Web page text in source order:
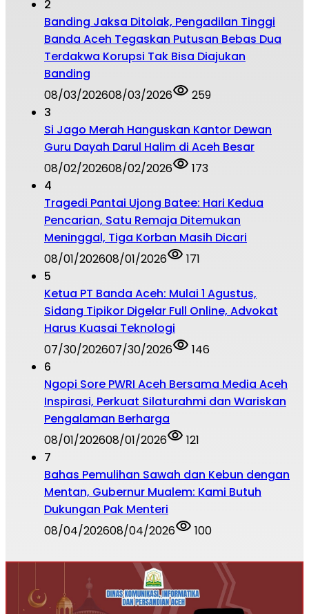
2
Banding Jaksa Ditolak, Pengadilan Tinggi
Banda Aceh Tegaskan Putusan Bebas Dua
Terdakwa Korupsi Tak Bisa Diajukan
Banding
08/03/202608/03/2026
259
3
Si Jago Merah Hanguskan Kantor Dewan
Guru Dayah Darul Halim di Aceh Besar
08/02/202608/02/2026
173
4
Tragedi Pantai Ujong Batee: Hari Kedua
Pencarian, Satu Remaja Ditemukan
Meninggal, Tiga Korban Masih Dicari
08/01/202608/01/2026
171
5
Ketua PT Banda Aceh: Mulai 1 Agustus,
Sidang Tipikor Digelar Full Online, Advokat
Harus Kuasai Teknologi
07/30/202607/30/2026
146
6
Ngopi Sore PWRI Aceh Bersama Media Aceh
Inspirasi, Perkuat Silaturahmi dan Wariskan
Pengalaman Berharga
08/01/202608/01/2026
121
7
Bahas Pemulihan Sawah dan Kebun dengan
Mentan, Gubernur Mualem: Kami Butuh
Dukungan Pak Menteri
08/04/202608/04/2026 100